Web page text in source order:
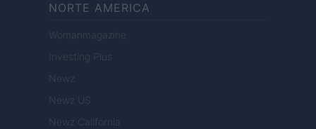
NORTE AMERICA
Womanmagazine
Investing Plus
Newz
Newz US
Newz California